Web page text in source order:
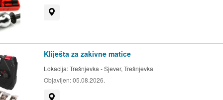
biti organiziran prvi
dana na kopnu
koju vam ova
vas i dogovoriti
Kliješta za zakivne matice
Lokacija:Trešnjevka - Sjever, Trešnjevka
Objavljen:05.08.2026.